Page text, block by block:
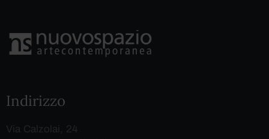
Indirizzo
Via Calzolai, 24